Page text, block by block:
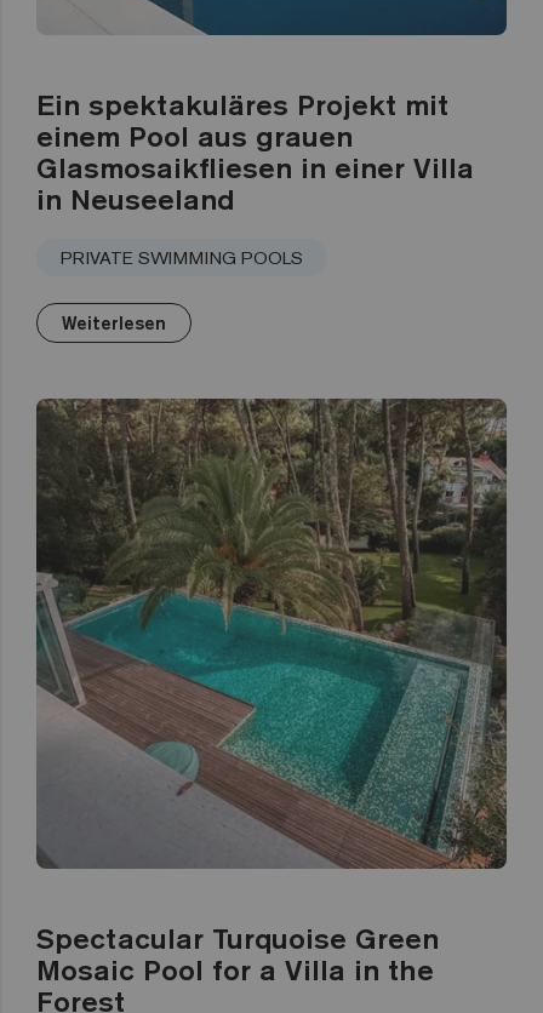
Ein spektakuläres Projekt mit
einem Pool aus grauen
Glasmosaikfliesen in einer Villa
in Neuseeland
PRIVATE SWIMMING POOLS
Weiterlesen
Spectacular Turquoise Green
Mosaic Pool for a Villa in the
Forest